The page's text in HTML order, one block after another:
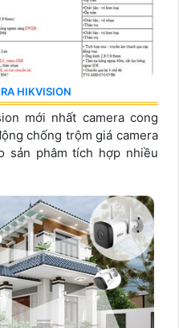
HIKVISION
mới nhất camera cong
chống trộm giá camera
sản phâm tích hợp nhiều